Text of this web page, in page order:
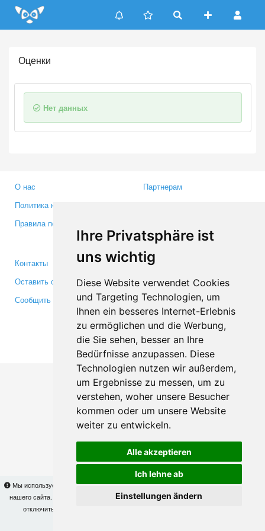
Ihre Privatsphäre ist
uns wichtig
Diese Website verwendet Cookies
und Targeting Technologien, um
Ihnen ein besseres Internet-Erlebnis
zu ermöglichen und die Werbung,
die Sie sehen, besser an Ihre
Bedürfnisse anzupassen. Diese
Technologien nutzen wir außerdem,
um Ergebnisse zu messen, um zu
verstehen, woher unsere Besucher
kommen oder um unsere Website
weiter zu entwickeln.
Alle akzeptieren
Ich lehne ab
Einstellungen ändern
Update cookies preferences
Мы используем cookies для того, чтобы Вы могли использовать весь функционал
нашего сайта. На
Вы сможете узнать подробности и, при желании,
отключить использование cookies. Продолжая пользоваться сайтом, Вы
Оценки
Нет данных
О нас
Политика конфиденциальности
Правила пользования
Партнерам
Медиа
Контакты
Оставить отзыв
Сообщить об ошибке
Facebook
Twitter
YouTube
Google+
Makis© Copyright 2026